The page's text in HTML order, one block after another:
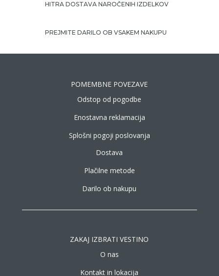
HITRA DOSTAVA NAROČENIH IZDELKOV
PREJMITE DARILO OB VSAKEM NAKUPU
POMEMBNE POVEZAVE
Odstop od pogodbe
Enostavna reklamacija
Splošni pogoji poslovanja
Dostava
Plačilne metode
Darilo ob nakupu
ZAKAJ IZBRATI VESTINO
O nas
Kontakt in lokacija